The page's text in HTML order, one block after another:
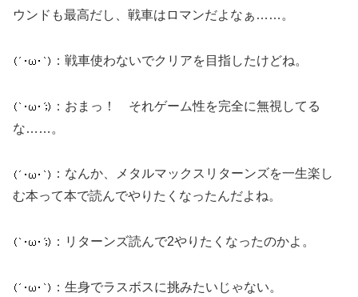
ウンドも最高だし、戦車はロマンだよなぁ……。
：戦車使わないでクリアを目指したけどね。
：おまっ！ それゲーム性を完全に無視してる
な……。
：なんか、メタルマックスリターンズを一生楽し
む本って本で読んでやりたくなったんだよね。
：リターンズ読んで2やりたくなったのかよ。
：生身でラスボスに挑みたいじゃない。